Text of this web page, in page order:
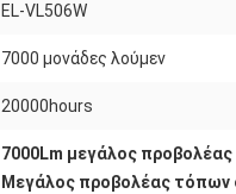
EL-VL506W
7000 μονάδες λούμεν
20000hours
7000Lm μεγάλος
Μεγάλος προβολέας τόπων